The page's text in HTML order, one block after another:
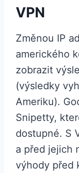
VPN
Změnou IP
amerického
zobrazit
(výsledky
Ameriku).
Snipetty,
dostupné. S
a před jejich
výhody před